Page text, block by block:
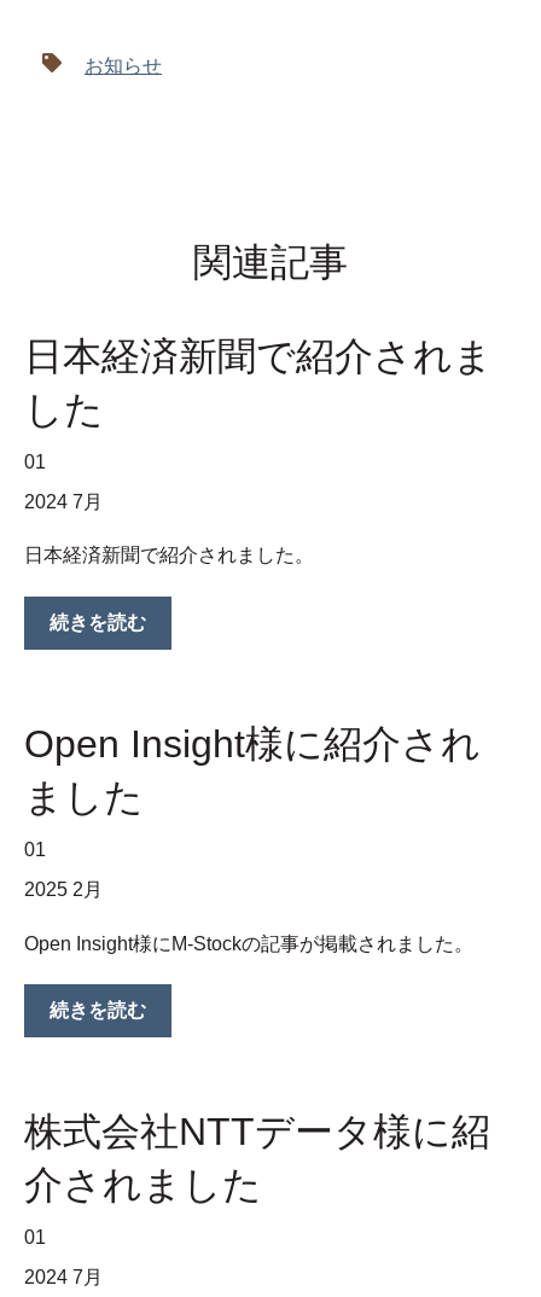
お知らせ
関連記事
日本経済新聞で紹介されま
した
01
2024 7月
日本経済新聞で紹介されました。
続きを読む
Open Insight様に紹介され
ました
01
2025 2月
Open Insight様にM-Stockの記事が掲載されました。
続きを読む
株式会社NTTデータ様に紹
介されました
01
2024 7月